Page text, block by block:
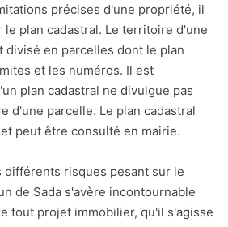
précises d'une propriété, il
plan cadastral. Le territoire d'une
divisé en parcelles dont le plan
et les numéros. Il est
plan cadastral ne divulgue pas
d'une parcelle. Le plan cadastral
peut être consulté en mairie.
différents risques pesant sur le
de Sada s'avère incontournable
tout projet immobilier, qu'il s'agisse